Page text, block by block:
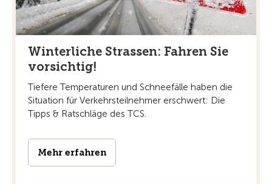
Winterliche Strassen: Fahren Sie
vorsichtig!
Tiefere Temperaturen und Schneefälle haben die
Situation für Verkehrsteilnehmer erschwert: Die
Tipps & Ratschläge des TCS.
Mehr erfahren